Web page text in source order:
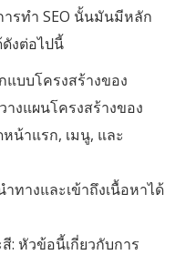
รทำ SEO นั้นมันมีหลัก
งต่อไปนี้
แบบโครงสร้างของ
างแผนโครงสร้างของ
น้าแรก, เมนู, และ
ทางและเข้าถึงเนื้อหาได้
: หัวข้อนี้เกี่ยวกับการ